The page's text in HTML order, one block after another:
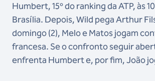
Humbert, 15º do ranking da ATP, às
Brasília. Depois, Wild pega Arthur
domingo (2), Melo e Matos jogam
francesa. Se o confronto seguir
enfrenta Humbert e, por fim, João